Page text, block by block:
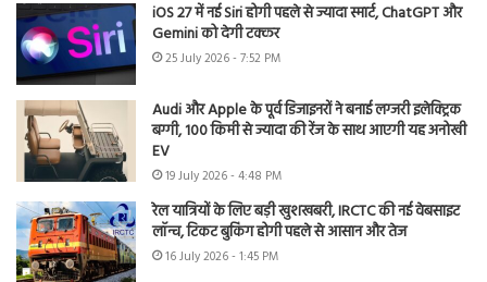
iOS 27 में नई Siri होगी पहले से ज्यादा स्मार्ट, ChatGPT और
Gemini को देगी टक्कर
25 July 2026 - 7:52 PM
Audi और Apple के पूर्व डिजाइनरों ने बनाई लग्जरी इलेक्ट्रिक
बग्गी, 100 किमी से ज्यादा की रेंज के साथ आएगी यह अनोखी
EV
19 July 2026 - 4:48 PM
रेल यात्रियों के लिए बड़ी खुशखबरी, IRCTC की नई वेबसाइट
लॉन्च, टिकट बुकिंग होगी पहले से आसान और तेज
16 July 2026 - 1:45 PM